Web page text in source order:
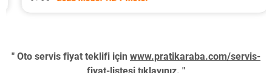
" Oto servis fiyat teklifi için www.pratikaraba.com/servis-